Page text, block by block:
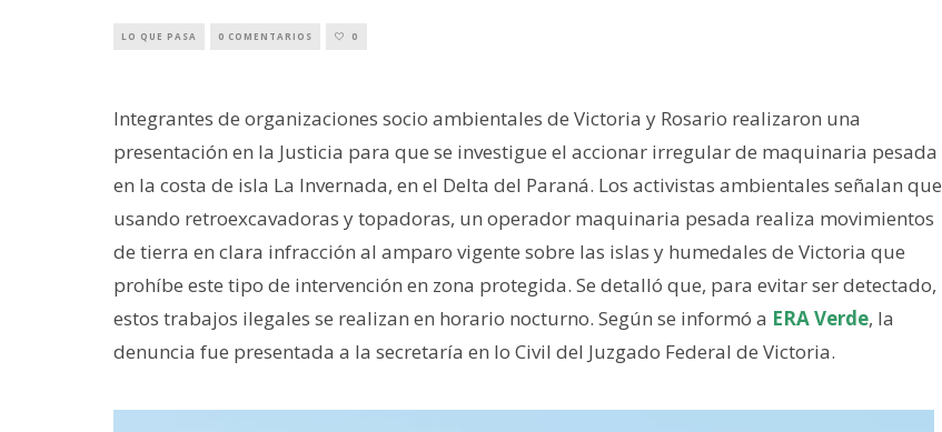
LO QUE PASA 0 COMENTARIOS 0
Integrantes de organizaciones socio ambientales de Victoria y Rosario realizaron una
presentación en la Justicia para que se investigue el accionar irregular de maquinaria pesada
en la costa de isla La Invernada, en el Delta del Paraná. Los activistas ambientales señalan que
usando retroexcavadoras y topadoras, un operador maquinaria pesada realiza movimientos
de tierra en clara infracción al amparo vigente sobre las islas y humedales de Victoria que
prohíbe este tipo de intervención en zona protegida. Se detalló que, para evitar ser detectado,
estos trabajos ilegales se realizan en horario nocturno. Según se informó a ERA Verde, la
denuncia fue presentada a la secretaría en lo Civil del Juzgado Federal de Victoria.